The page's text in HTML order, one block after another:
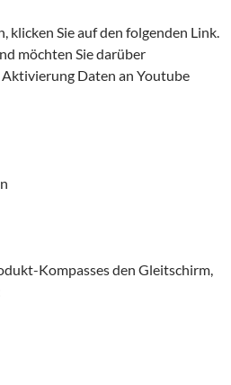
klicken Sie auf den folgenden Link.
möchten Sie darüber
Daten an Youtube
Kompasses den Gleitschirm,